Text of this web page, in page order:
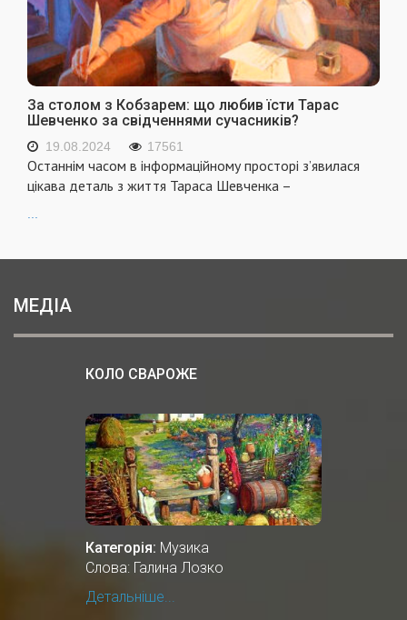
За столом з Кобзарем: що любив їсти Тарас
Шевченко за свідченнями сучасників?
19.08.2024 17561
Останнім часом в інформаційному просторі з’явилася
цікава деталь з життя Тараса Шевченка –
МЕДІА
КОЛО СВАРОЖЕ
Категорія: Музика
Слова: Галина Лозко
Детальніше...